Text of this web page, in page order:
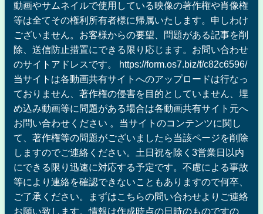
動画やサムネイルで使用している映像の著作権や肖像権
等は全てその権利所有者様に帰属いたします。申しわけ
ございません。お客様からの要望、問題がある記事を削
除、送信防止措置にできる限り応じます。お問い合わせ
のサイトアドレスです。 https://form.os7.biz/f/c82c6596/
当サイトは各動画共有サイトへのアップロードは行なっ
ておりません、著作権の侵害を目的としていません、埋
め込み動画等に問題がある場合は各動画共有サイト元へ
お問い合わせください 。当サイトのコンテンツに関し
て、著作権等の問題がございましたら当該ページを削除
しますのでご連絡ください。土日祝を除く3営業日以内
にできる限り迅速に対応する予定です。不慮による事故
等により連絡を確認できないこともありますので何卒、
ご了承ください。まずはこちらの問い合わせよりご連絡
お願い致します。情報は作成時点の日時のものですの